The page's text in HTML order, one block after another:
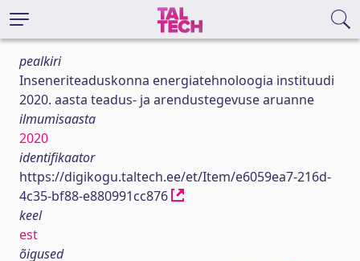
pealkiri
Inseneriteaduskonna energiatehnoloogia instituudi
2020. aasta teadus- ja arendustegevuse aruanne
ilmumisaasta
2020
identifikaator
https://digikogu.taltech.ee/et/Item/e6059ea7-216d-
4c35-bf88-e880991cc876
keel
est
õigused